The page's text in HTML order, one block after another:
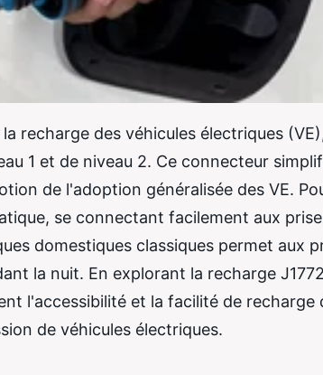
recharge des véhicules électriques
1 et de niveau 2. Ce connecteur
de l'adoption généralisée des VE.
se connectant facilement aux
domestiques classiques permet aux
la nuit. En explorant la recharge
l'accessibilité et la facilité de recharge
de véhicules électriques.